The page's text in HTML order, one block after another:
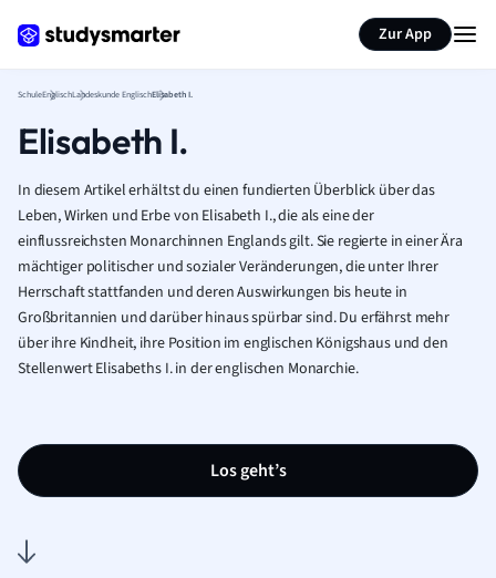
Zur App
SchuleEnglischLandeskunde EnglischElisabeth I.
Elisabeth I.
In diesem Artikel erhältst du einen fundierten Überblick über das
Leben, Wirken und Erbe von Elisabeth I., die als eine der
einflussreichsten Monarchinnen Englands gilt. Sie regierte in einer Ära
mächtiger politischer und sozialer Veränderungen, die unter Ihrer
Herrschaft stattfanden und deren Auswirkungen bis heute in
Großbritannien und darüber hinaus spürbar sind. Du erfährst mehr
über ihre Kindheit, ihre Position im englischen Königshaus und den
Stellenwert Elisabeths I. in der englischen Monarchie.
Los geht’s
Seite zusammenfassen